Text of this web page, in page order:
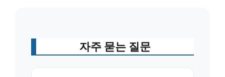
자주 묻는 질문